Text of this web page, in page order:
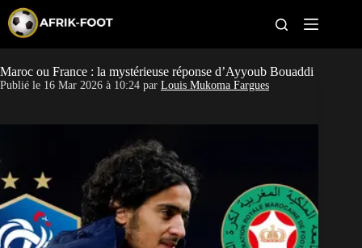
p
t
o
c
t
CAN féminine
Pays
Clubs
Classement
Maroc ou France : la mystérieuse réponse d’Ayyoub Bouaddi
Publié le 16 Mar 2026 à 10:24 par Louis Mukoma Fargues